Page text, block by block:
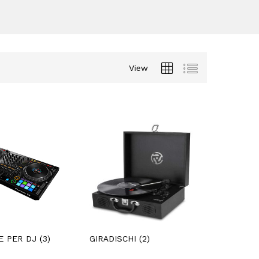
View
PER DJ (3) GIRADISCHI (2)